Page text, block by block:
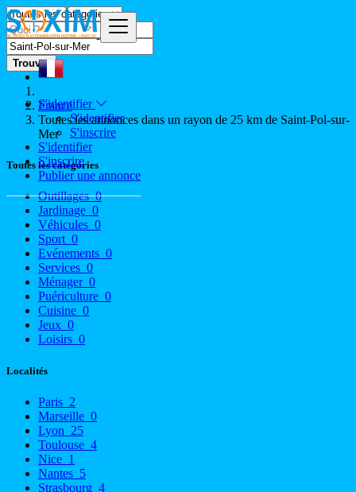
S'identifier
S'identifier
S'inscrire
S'identifier
S'inscrire
Publier une annonce
Trouver
France
Toutes les annonces dans un rayon de 25 km de Saint-Pol-sur-
Mer
Toutes les catégories
Outillages0
Jardinage 0
Véhicules 0
Sport 0
Evénements 0
Services 0
Ménager 0
Puériculture 0
Cuisine 0
Jeux 0
Loisirs 0
Localités
Paris 2
Marseille 0
Lyon 25
Toulouse 4
Nice 1
Nantes 5
Strasbourg 4